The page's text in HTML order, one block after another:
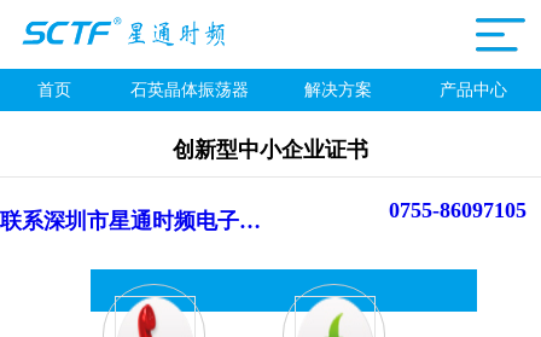
首页 石英晶体振荡器 解决方案 产品中心
创新型中小企业证书
联系深圳市星通时频电子有限公司 0755-86097105